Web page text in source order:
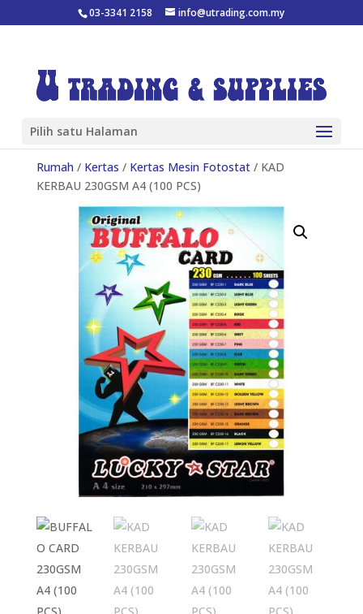
03-3341 2158 info@utrading.com.my
Pilih satu Halaman
Rumah / Kertas / Kertas Mesin Fotostat/ KAD
KERBAU 230GSM A4 (100 PCS)